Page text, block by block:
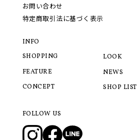
お問い合わせ
特定商取引法に基づく表示
INFO
SHOPPING
FEATURE
CONCEPT
LOOK
NEWS
SHOP LIST
FOLLOW US